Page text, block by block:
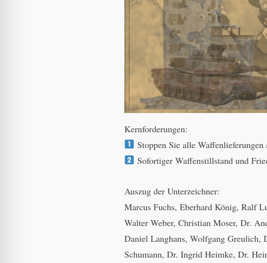
Kernforderungen:
Stoppen Sie alle
Sofortiger Waffenstillstand und
Auszug der Unterzeichner:
Marcus Fuchs, Eberhard König, Ralf
Walter Weber, Christian Moser, Dr.
Daniel Langhans, Wolfgang Greulich,
Schumann, Dr. Ingrid Heimke, Dr.